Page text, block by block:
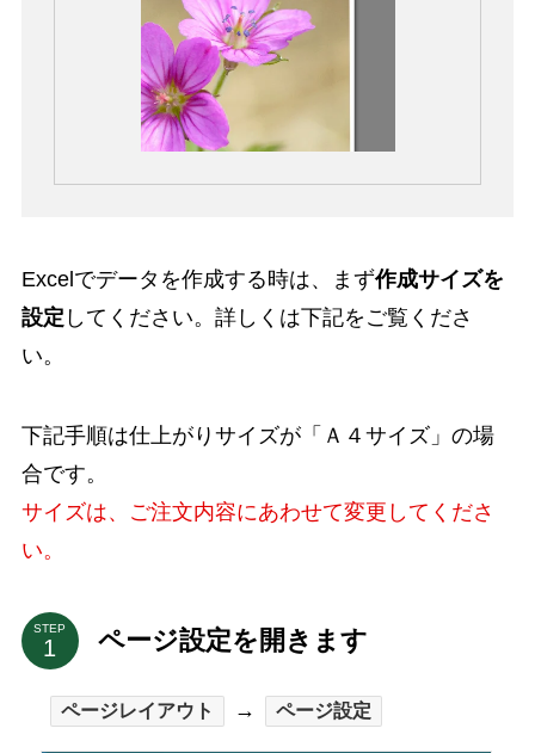
Excelでデータを作成する時は、まず作成サイズを
設定 してください。詳しくは下記をご覧くださ
い。
下記手順は仕上がりサイズが「Ａ４サイズ」の場
合です。
サイズは、ご注文内容にあわせて変更してくださ
い。
STEP ページ設定を開きます
ページレイアウト → ページ設定